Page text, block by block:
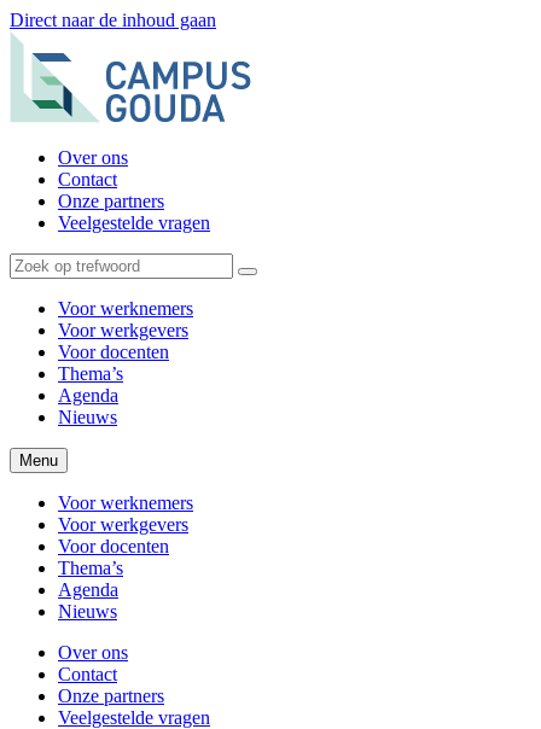
Direct naar de inhoud gaan
Over ons
Contact
Onze partners
Veelgestelde vragen
Voor werknemers
Voor werkgevers
Voor docenten
Thema’s
Agenda
Nieuws
Menu
Voor werknemers
Voor werkgevers
Voor docenten
Thema’s
Agenda
Nieuws
Over ons
Contact
Onze partners
Veelgestelde vragen